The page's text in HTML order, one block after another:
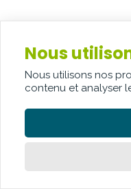
Nous
Nous utilisons nos
contenu et analyser